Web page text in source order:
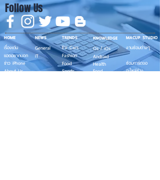
Follow Us
TRENDS
EV Cars
Fashion
Food
Sports
KNOWLEDGE
Os / iOs
Android
Health
Food
MACUP STUDIO
งานซ่อมต่างๆ
ซ่อมการ์ดจอ
อะไหล่ช่าง
NEWS
General
iT
HOME
เรื่องเด่น
แอดอยากบอก
About Us
ข่าว iPhone